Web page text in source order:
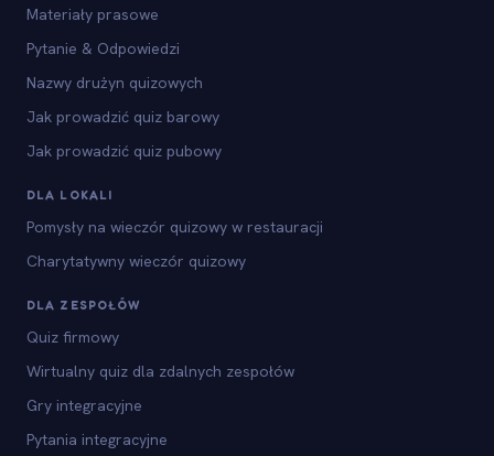
Materiały prasowe
Pytanie & Odpowiedzi
Nazwy drużyn quizowych
Jak prowadzić quiz barowy
Jak prowadzić quiz pubowy
DLA LOKALI
Pomysły na wieczór quizowy w restauracji
Charytatywny wieczór quizowy
DLA ZESPOŁÓW
Quiz firmowy
Wirtualny quiz dla zdalnych zespołów
Gry integracyjne
Pytania integracyjne